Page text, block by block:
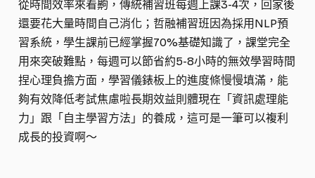
從時間效率來看齁，傳統補習班每週上課3-4次，回家後
還要花大量時間自己消化；哲融補習班因為採用NLP預
習系統，學生課前已經掌握70%基礎知識了，課堂完全
用來突破難點，每週可以節省約5-8小時的無效學習時間
捏心理負擔方面，學習儀錶板上的進度條慢慢填滿，能
夠有效降低考試焦慮啦長期效益則體現在「資訊處理能
力」跟「自主學習方法」的養成，這可是一筆可以複利
成長的投資啊～